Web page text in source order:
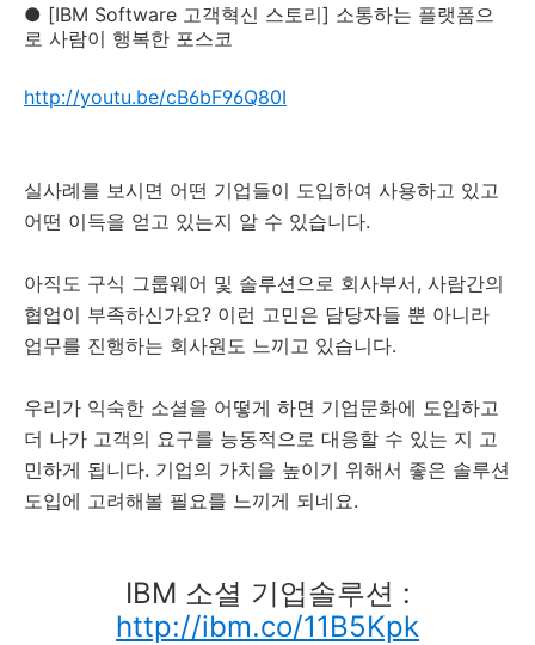
● [IBM Software 고객혁신 스토리] 소통하는 플랫폼으
로 사람이 행복한 포스코
http://youtu.be/cB6bF96Q80I
실사례를 보시면 어떤 기업들이 도입하여 사용하고 있고
어떤 이득을 얻고 있는지 알 수 있습니다.
아직도 구식 그룹웨어 및 솔루션으로 회사부서, 사람간의
협업이 부족하신가요? 이런 고민은 담당자들 뿐 아니라
업무를 진행하는 회사원도 느끼고 있습니다.
우리가 익숙한 소셜을 어떻게 하면 기업문화에 도입하고
더 나가 고객의 요구를 능동적으로 대응할 수 있는 지 고
민하게 됩니다. 기업의 가치을 높이기 위해서 좋은 솔루션
도입에 고려해볼 필요를 느끼게 되네요.
IBM 소셜 기업솔루션 :
http://ibm.co/11B5Kpk